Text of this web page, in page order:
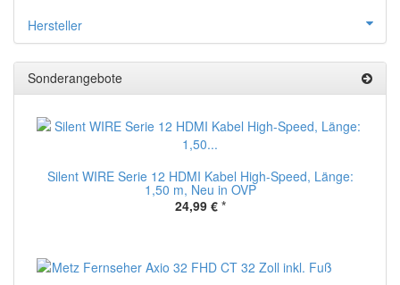
Hersteller
Sonderangebote
Silent WIRE Serie 12 HDMI Kabel High-Speed, Länge:
1,50 m, Neu in OVP
24,99 € *